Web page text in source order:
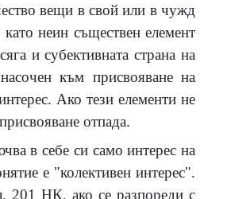
вещи в свой или в чужд
неин съществен елемент
и субективната страна на
към присвояване на
Ако тези елементи не
отпада.
в себе си само интерес на
е "колективен интерес".
201 НК, ако се разпореди с